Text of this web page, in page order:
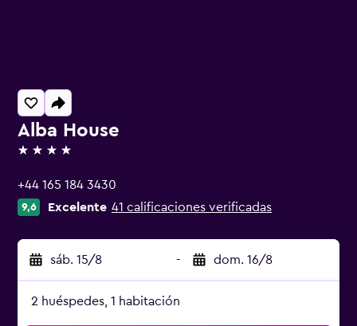
Alba House
4 estrellas
+44 165 184 3430
9,6 Excelente 41 calificaciones verificadas
sáb. 15/8 - dom. 16/8
2 huéspedes, 1 habitación